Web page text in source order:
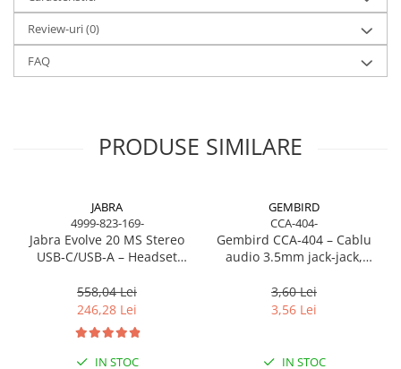
Caști & Microfoane
Caști Business
Căști Gaming & Consumer
Microfoane & Reportofoane
Ecrane Touchscreen Digital Signage
Proiectoare Business
Proiectoare Consumer
Componente
Plăci de Bază Amd
Plăci de Bază Intel
Review-uri(0)
FAQ
PRODUSE SIMILARE
JABRA
4999-823-169-
Jabra Evolve 20 MS Stereo
USB‑C/USB‑A – Headset
Certified
558,04 Lei
246,28 Lei
IN STOC
GEMBIRD
CCA-404-
Gembird CCA‑404 – Cablu
audio 3.5mm jack‑jack,
3,60 Lei
3,56 Lei
IN STOC